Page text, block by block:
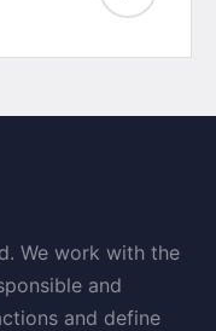
We work with the
and
and define